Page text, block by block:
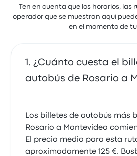
Excelente. Sin duda el mejor de
5.0 sobre 5 estrellas
Mario Alberto F.
atentos
Ten en cuenta que los horarios, las
operador que se muestran aquí
en el momento de
¿Cuánto cuesta el
autobús de Rosario a
Los billetes de autobús más
Rosario a Montevideo
El precio medio para esta
aproximadamente 125 €.